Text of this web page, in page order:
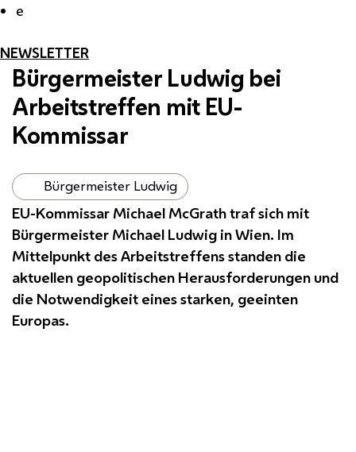
e
NEWSLETTER
Bürgermeister Ludwig bei
Arbeitstreffen mit EU-
Kommissar
Bürgermeister Ludwig
EU-Kommissar Michael McGrath traf sich mit
Bürgermeister Michael Ludwig in Wien. Im
Mittelpunkt des Arbeitstreffens standen die
aktuellen geopolitischen Herausforderungen und
die Notwendigkeit eines starken, geeinten
Europas.